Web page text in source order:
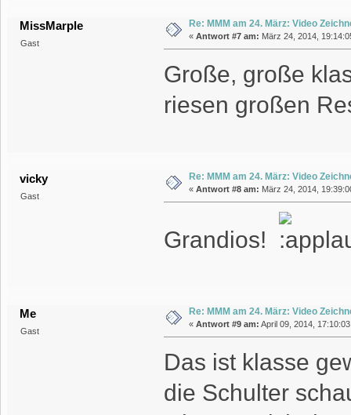
MissMarple
Gast
Re: MMM am 24. März: Video
« Antwort #7 am: März 24, 2014,
Große, große
riesen großen
vicky
Gast
Re: MMM am 24. März: Video
« Antwort #8 am: März 24, 2014,
Grandios!
Me
Gast
Re: MMM am 24. März: Video
« Antwort #9 am: April 09, 2014,
Das ist klasse
die Schulter